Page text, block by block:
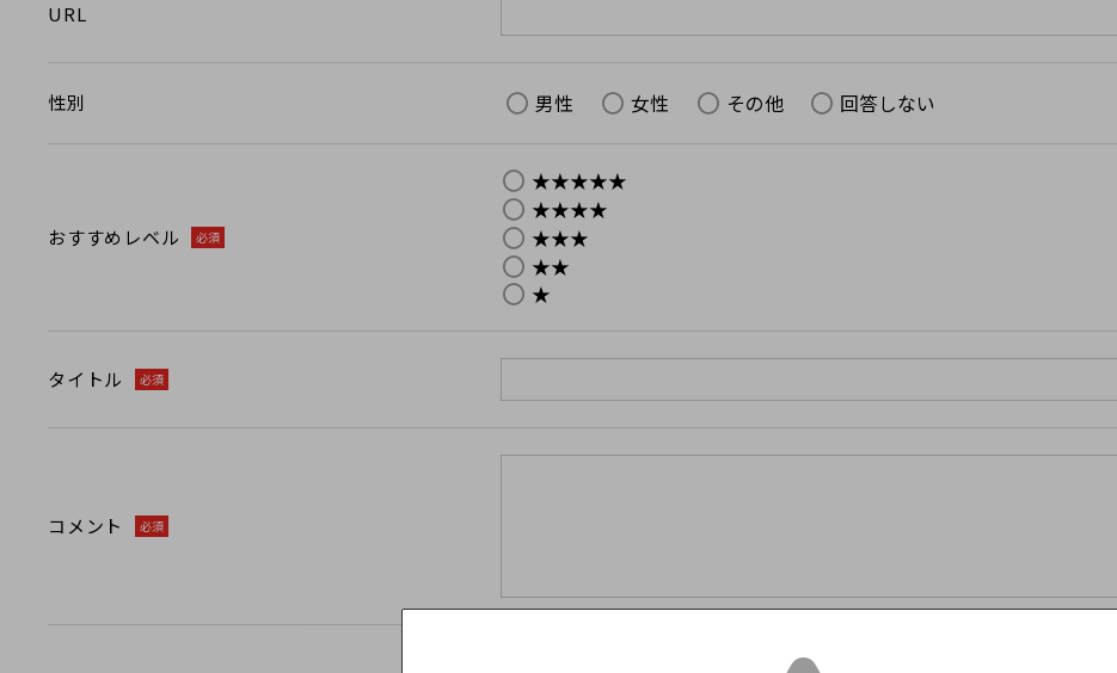
URL
性別 男性 女性 その他 回答しない
おすすめレベル 必須
★★★★★
★★★★
★★★
★★
★
タイトル 必須
コメント 必須